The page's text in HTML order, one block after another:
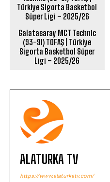
Galatasaray MCT Technic
(93-91) TOFAŞ | Türkiye
Sigorta Basketbol Süper
Ligi – 2025/26
ALATURKA TV
https://www.alaturkatv.com/